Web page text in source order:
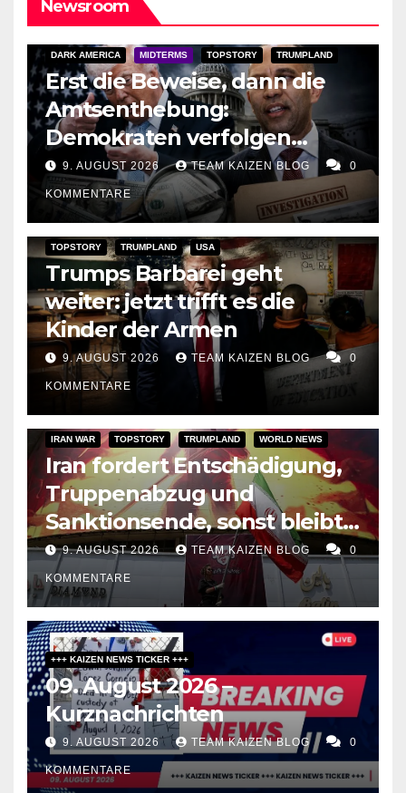
Newsroom
DARK AMERICA MIDTERMS TOPSTORY TRUMPLAND
Erst die Beweise, dann die
Amtsenthebung:
Demokraten verfolgen
Trumps Geldspur und
bereiten den Angriff auf
seine Präsidentschaft vor
9. AUGUST 2026 TEAM KAIZEN BLOG 0
KOMMENTARE
TOPSTORY TRUMPLAND USA
Trumps Barbarei geht
weiter: jetzt trifft es die
Kinder der Armen
9. AUGUST 2026 TEAM KAIZEN BLOG 0
KOMMENTARE
IRAN WAR TOPSTORY TRUMPLAND WORLD NEWS
Iran fordert Entschädigung,
Truppenabzug und
Sanktionsende, sonst bleibt
Hormus zu
9. AUGUST 2026 TEAM KAIZEN BLOG 0
KOMMENTARE
+++ KAIZEN NEWS TICKER +++
09. August 2026 –
Kurznachrichten
9. AUGUST 2026 TEAM KAIZEN BLOG 0
KOMMENTARE